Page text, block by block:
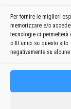
Per fornire le migliori
memorizzare e/o
tecnologie ci permetterà
o ID unici su questo
negativamente su
Monza, della
La prima